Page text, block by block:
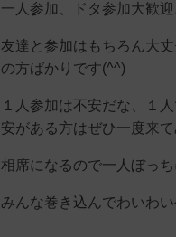
一人参加、ドタ参加大歓迎
友達と参加はもちろん大
の方ばかりです(^^)
１人参加は不安だな、１
安がある方はぜひ一度来
相席になるので一人ぼっち
みんな巻き込んでわいわい